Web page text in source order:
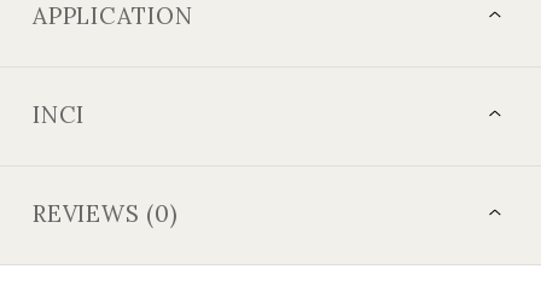
APPLICATION
INCI
REVIEWS (0)